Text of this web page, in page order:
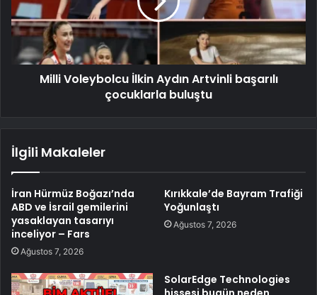
Milli Voleybolcu İlkin Aydın Artvinli başarılı
çocuklarla buluştu
İlgili Makaleler
İran Hürmüz Boğazı’nda
ABD ve İsrail gemilerini
yasaklayan tasarıyı
inceliyor – Fars
Ağustos 7, 2026
Kırıkkale’de Bayram Trafiği
Yoğunlaştı
Ağustos 7, 2026
SolarEdge Technologies